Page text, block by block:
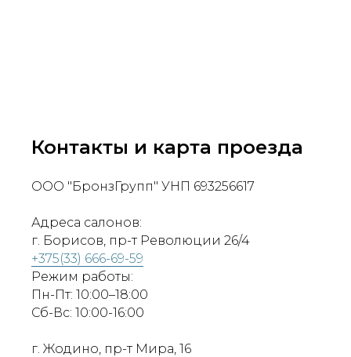
Контакты и карта проезда
ООО "БронзГрупп" УНП 693256617
Адреса салонов:
г. Борисов, пр-т Революции 26/4
+375(33) 666-69-59
Режим работы:
Пн-Пт: 10:00–18:00
Сб-Вс: 10:00-16:00
г. Жодино, пр-т Мира, 16